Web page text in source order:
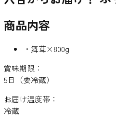
商品内容
・舞茸×800g
賞味期限：
5日（要冷蔵）
お届け温度帯：
冷蔵